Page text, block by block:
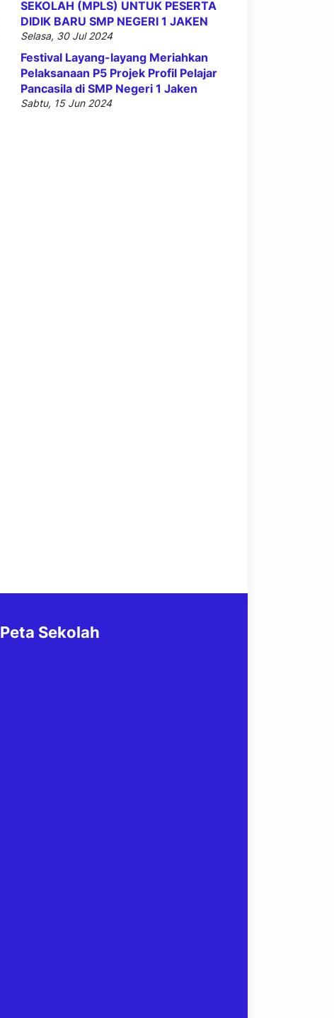
SEKOLAH (MPLS) UNTUK PESERTA
DIDIK BARU SMP NEGERI 1 JAKEN
Selasa, 30 Jul 2024
Festival Layang-layang Meriahkan
Pelaksanaan P5 Projek Profil Pelajar
Pancasila di SMP Negeri 1 Jaken
Sabtu, 15 Jun 2024
Peta Sekolah